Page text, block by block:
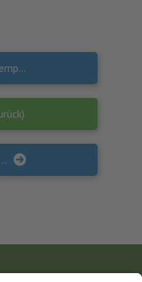
Literaturempfehlung: Gesundheitsförderung und Versorgung im ländlichen Raum
Praxisworkshop zum Kommunalen Beratungspaket: Schwerpunkt Bestand und Bedarf